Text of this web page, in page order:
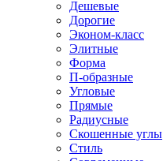
Дешевые
Дорогие
Эконом-класс
Элитные
Форма
П-образные
Угловые
Прямые
Радиусные
Скошенные углы
Стиль